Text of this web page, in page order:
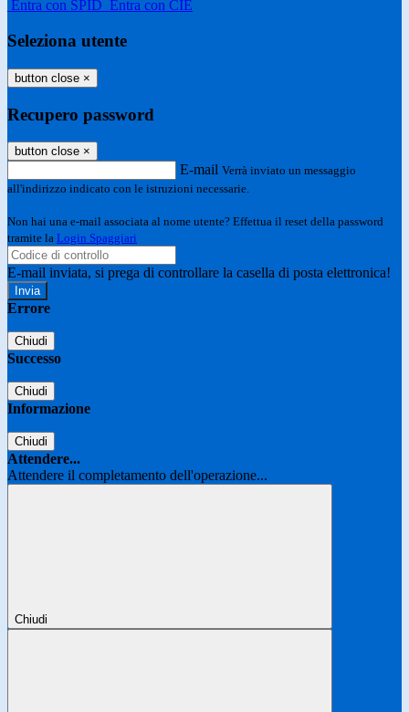
Entra con SPID Entra con CIE
Seleziona utente
button close ×
Recupero password
button close ×
E-mail Verrà inviato un messaggio
all'indirizzo indicato con le istruzioni necessarie.
Non hai una e-mail associata al nome utente? Effettua il reset della password
tramite la Login Spaggiari
E-mail inviata, si prega di controllare la casella di posta elettronica!
Errore
Chiudi
Successo
Chiudi
Informazione
Chiudi
Attendere...
Attendere il completamento dell'operazione...
Chiudi